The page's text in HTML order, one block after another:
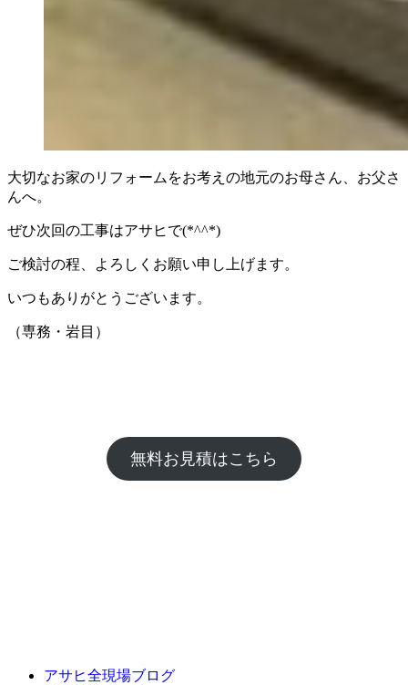
大切なお家のリフォームをお考えの地元のお母さん、お父さ
んへ。
ぜひ次回の工事はアサヒで(*^^*)
ご検討の程、よろしくお願い申し上げます。
いつもありがとうございます。
（専務・岩目）
無料お見積はこちら
アサヒ全現場ブログ